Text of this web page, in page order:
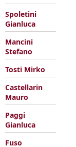
Spoletini
Gianluca
Mancini
Stefano
Tosti Mirko
Castellarin
Mauro
Paggi
Gianluca
Fuso